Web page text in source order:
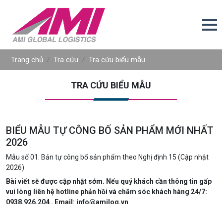
Trang chủ Tra cứu Tra cứu biểu mẫu
TRA CỨU BIỂU MẪU
BIỂU MẪU TỰ CÔNG BỐ SẢN PHẨM MỚI NHẤT
2026
Mẫu số 01: Bản tự công bố sản phẩm theo Nghị định 15 (Cập nhật
2026)
Bài viết sẽ được cập nhật sớm. Nếu quý khách cần thông tin gấp
vui lòng liên hệ hotline phản hồi và chăm sóc khách hàng 24/7:
0938.926.204 . Email: info@amilog.vn